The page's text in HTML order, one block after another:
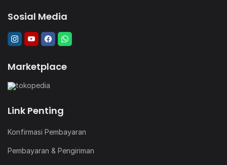
Sosial Media
Marketplace
Link Penting
Konfirmasi Pembayaran
Pembayaran & Pengiriman